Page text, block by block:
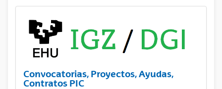
Convocatorias, Proyectos, Ayudas,
Contratos PIC